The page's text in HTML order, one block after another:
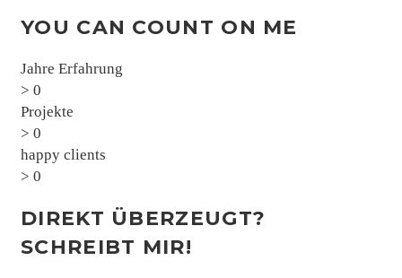
YOU CAN COUNT ON ME
Jahre Erfahrung
> 0
Projekte
> 0
happy clients
> 0
DIREKT ÜBERZEUGT?
SCHREIBT MIR!